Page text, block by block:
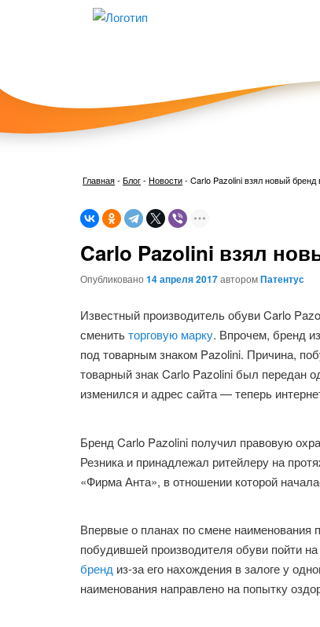
Главная-Блог- Новости- Carlo Pazolini взял новый бренд
Carlo Pazolini взял
Опубликовано14 апреля 2017авторомПатентус
Известный производитель обуви Carlo
сменитьторговую марку. Впрочем, бренд
под товарным знаком Pazolini. Причина,
товарный знак Carlo Pazolini был передан
изменился и адрес сайта — теперь
Бренд Carlo Pazolini получил правовую
Резника и принадлежал ритейлеру на
«Фирма Анта», в отношении которой
Впервые о планах по смене наименования
побудившей производителя обуви пойти
бренд из-за его нахождения в залоге у
наименования направлено на попытку